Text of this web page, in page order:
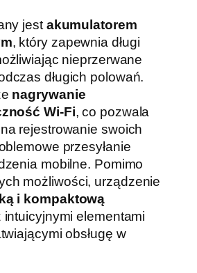
jest akumulatorem
, który zapewnia długi
nieprzerwane
długich polowań.
nagrywanie
Wi-Fi, co pozwala
rejestrowanie swoich
przesyłanie
mobilne. Pomimo
możliwości, urządzenie
i kompaktową
intuicyjnymi elementami
obsługę w